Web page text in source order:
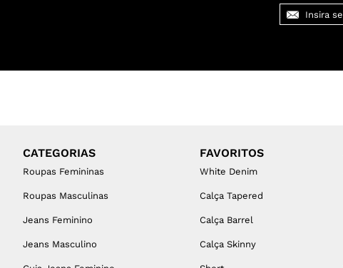
CATEGORIAS
Roupas Femininas
Roupas Masculinas
Jeans Feminino
Jeans Masculino
FAVORITOS
White Denim
Calça Tapered
Calça Barrel
Calça Skinny